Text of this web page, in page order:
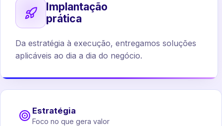
Implantação
prática
Da estratégia à execução, entregamos soluções
aplicáveis ao dia a dia do negócio.
Estratégia
Foco no que gera valor